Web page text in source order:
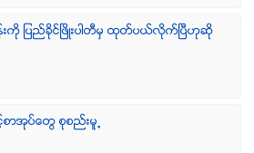
န္းကို ျပည္ခိုင္ျဖိဳးပါတီမွ ထုတ္ပယ္လိုက္ျပီဟုဆို
စာအုပ္ေတြ စုစည္းမူ႕